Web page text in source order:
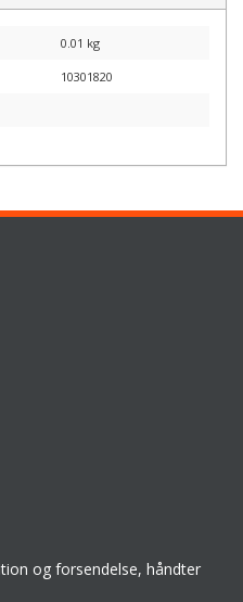
0.01 kg
10301820
og forsendelse, håndter